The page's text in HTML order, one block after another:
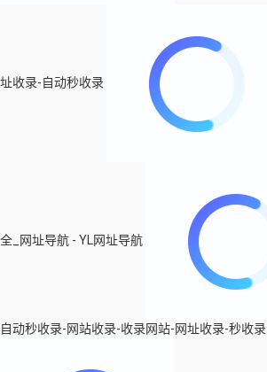
址收录-自动秒收录
全_网址导航 - YL网址导航
自动秒收录-网站收录-收录网站-网址收录-秒收录